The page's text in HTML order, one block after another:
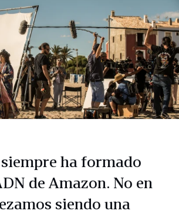
ha formado
de Amazon. No en
siendo una